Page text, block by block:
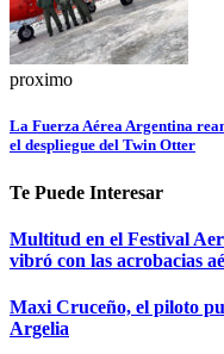
proximo
La Fuerza Aérea Argentina
el despliegue del Twin Otter
Te Puede Interesar
Multitud en el Festival
vibró con las acrobacias
Maxi Cruceño, el piloto
Argelia